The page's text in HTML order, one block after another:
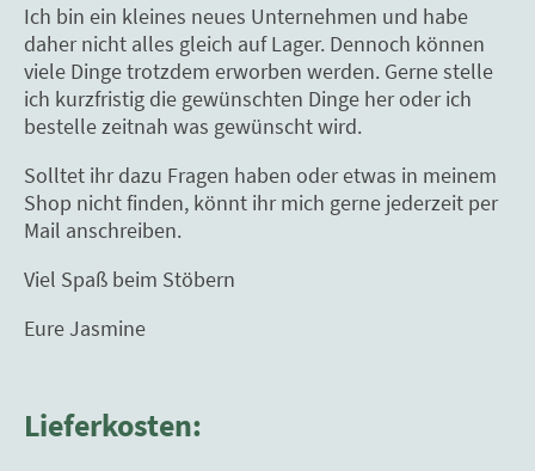
Ich bin ein kleines neues Unternehmen und habe
daher nicht alles gleich auf Lager. Dennoch können
viele Dinge trotzdem erworben werden. Gerne stelle
ich kurzfristig die gewünschten Dinge her oder ich
bestelle zeitnah was gewünscht wird.
Solltet ihr dazu Fragen haben oder etwas in meinem
Shop nicht finden, könnt ihr mich gerne jederzeit per
Mail anschreiben.
Viel Spaß beim Stöbern
Eure Jasmine
Lieferkosten: